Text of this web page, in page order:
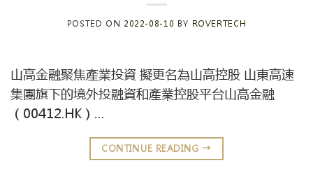
POSTED ON 2022-08-10 BY ROVERTECH
山高金融聚焦產業投資 擬更名為山高控股 山東高速
集團旗下的境外投融資和產業控股平台山高金融
（00412.HK）…
CONTINUE READING →